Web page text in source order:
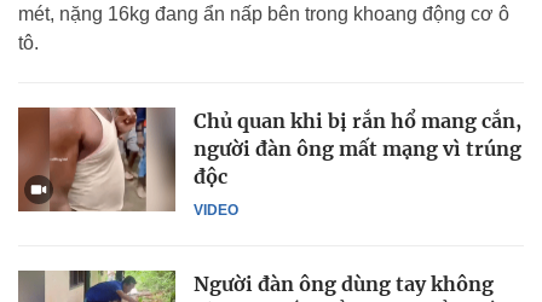
mét, nặng 16kg đang ẩn nấp bên trong khoang động cơ ô
tô.
VIDEO
Chủ quan khi bị rắn hổ mang cắn,
người đàn ông mất mạng vì trúng
độc
Người đàn ông dùng tay không